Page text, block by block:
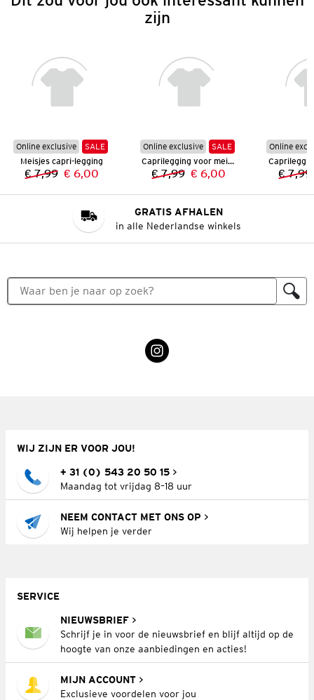
zijn
Online exclusive
SALE
Meisjes capri-legging
Vorige prijs:
€ 7,99 Nieuwe prijs:
€ 6,00
Online exclusive
SALE
Caprilegging voor meisjes
Vorige prijs:
€ 7,99 Nieuwe prijs:
€ 6,00
Online
€ 7,99
GRATIS AFHALEN
in alle Nederlandse winkels
WIJ ZIJN ER VOOR JOU!
+ 31 (0) 543 20 50 15
Maandag tot vrijdag 8–18 uur
NEEM CONTACT MET ONS OP
Wij helpen je verder
SERVICE
NIEUWSBRIEF
Schrijf je in voor de nieuwsbrief en blijf altijd op de
hoogte van onze aanbiedingen en acties!
MIJN ACCOUNT
Exclusieve voordelen voor jou